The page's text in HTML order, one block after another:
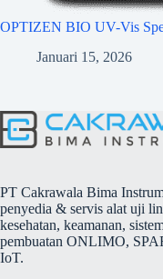
OPTIZEN BIO UV-Vis
Januari 15, 2026
PT Cakrawala Bima
penyedia & servis alat uji
kesehatan, keamanan,
pembuatan ONLIMO,
IoT.